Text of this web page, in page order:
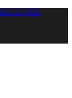
CE SITE